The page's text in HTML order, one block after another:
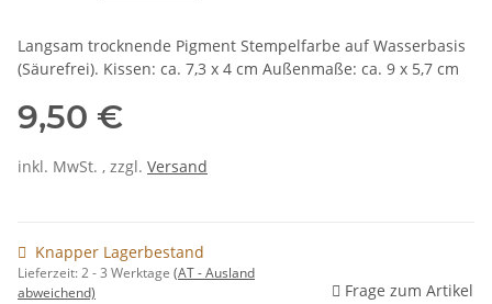
Langsam trocknende Pigment Stempelfarbe auf Wasserbasis
(Säurefrei). Kissen: ca. 7,3 x 4 cm Außenmaße: ca. 9 x 5,7 cm
9,50 €
inkl. MwSt. , zzgl. Versand
Knapper Lagerbestand
Lieferzeit:2 - 3 Werktage (AT - Ausland
abweichend)
Frage zum Artikel